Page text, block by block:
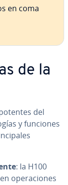
en coma
de la
del
y funciones
: la H100
ope­ra­cio­nes